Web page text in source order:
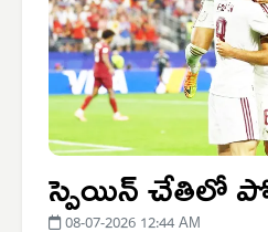
స్పెయిన్ చేతిలో
08-07-2026 12:44 AM